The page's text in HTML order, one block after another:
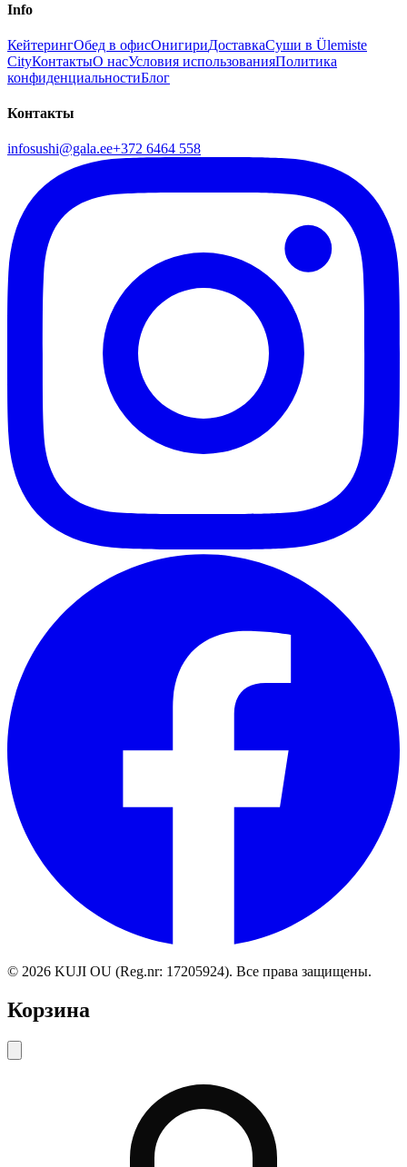
Info
КейтерингОбед в офисОнигириДоставкаСуши в Ülemiste
CityКонтактыО насУсловия использованияПолитика
конфиденциальностиБлог
Контакты
infosushi@gala.ee+372 6464 558
© 2026 KUJI OU (Reg.nr: 17205924). Все права защищены.
Корзина